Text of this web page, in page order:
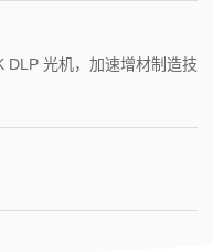
DLP 光机，加速增材制造技